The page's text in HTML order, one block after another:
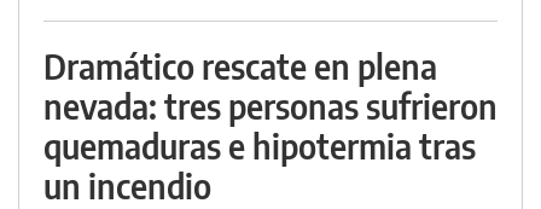
Dramático rescate en plena
nevada: tres personas sufrieron
quemaduras e hipotermia tras
un incendio